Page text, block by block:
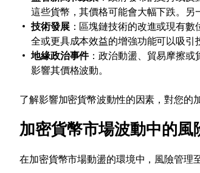
這些貨幣，其價格可能會大幅下跌。另
技術發展：區塊鏈技術的改進或現有
全或更具成本效益的增強功能可以吸引
地緣政治事件：政治動盪、貿易摩擦或
影響其價格波動。
了解影響加密貨幣波動性的因素，對您的
加密貨幣市場波動中的風
在加密貨幣市場動盪的環境中，風險管理